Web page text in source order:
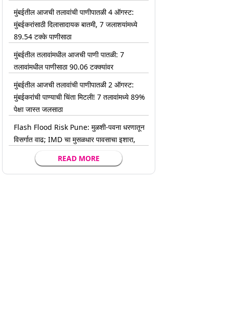
मुंबईतील आजची तलावांची पाणीपातळी 4 ऑगस्ट:
मुंबईकरांसाठी दिलासादायक बातमी, 7 जलाशयांमध्ये
89.54 टक्के पाणीसाठा
मुंबईतील तलावांमधील आजची पाणी पातळी: 7
तलावांमधील पाणीसाठा 90.06 टक्क्यांवर
मुंबईतील आजची तलावांची पाणीपातळी 2 ऑगस्ट:
मुंबईकरांची पाण्याची चिंता मिटली! 7 तलावांमध्ये 89%
पेक्षा जास्त जलसाठा
Flash Flood Risk Pune: मुळशी-पवना धरणातून
विसर्गात वाढ; IMD चा मुसळधार पावसाचा इशारा,
READ MORE